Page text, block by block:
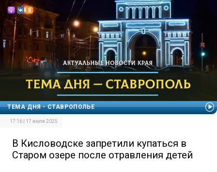
ТЕМА ДНЯ - СТАВРОПОЛЬЕ
17:16 | 17 июля 2025
В Кисловодске запретили купаться в
Старом озере после отравления детей